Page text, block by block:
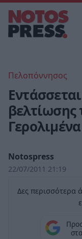
Πελοπόννησος
βελτίωσης
Γερολιμένα
Notospress
22/07/2011 21:19
Δες περισσότερα